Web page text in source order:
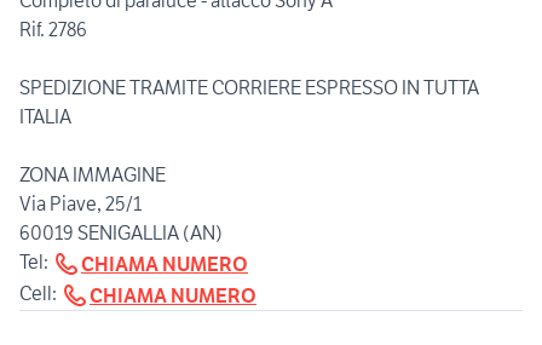
Rif. 2786
SPEDIZIONE TRAMITE CORRIERE ESPRESSO IN TUTTA
ITALIA
ZONA IMMAGINE
Via Piave, 25/1
60019 SENIGALLIA (AN)
Tel:
CHIAMA NUMERO
Cell:
CHIAMA NUMERO